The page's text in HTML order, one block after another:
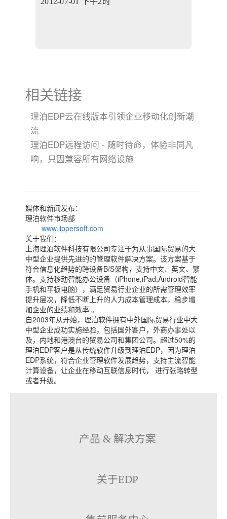
相关链接
理泊EDP云在线版本引领企业移动化创新潮
流
理泊EDP远程访问 - 随时待命，体验非同凡
响，只因兼容所有网络设施
媒体和新闻发布：
理泊软件市场部
www.lippersoft.com
关于我们：
上海理泊软件科技有限公司专注于为从事国际贸易的大
中型企业提供先进的的管理软件解决方案。该方案基于
符合信息化趋势的跨设备B/S架构，支持中文、英文、繁
体。支持移动智能办公设备（iPhone,iPad,Android智能
手机和平板电脑），满足贸易行业企业的所需管理效率
提升层次，降低不断上升的人力成本管理成本，稳步增
加企业的业绩和效率 。
自2003年从开始，理泊软件拥有中外国际贸易行业中大
中型企业成功实施经验，包括国外客户，外商办事处以
及，内地和港澳台的贸易公司和集团公司。超过50%的
理泊EDP客户是从传统软件升级到理泊EDP，因为理泊
EDP系统，符合企业管理软件发展趋势，支持主流智能
计算设备，让企业在移动互联信息时代， 进行张略转型
或者升级。
产品 & 解决方案
关于EDP